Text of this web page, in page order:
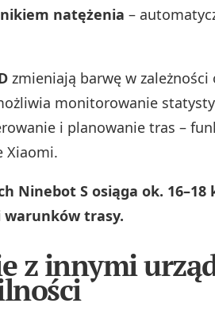
natężenia –
zmieniają barwę w
monitorowanie
i planowanie tras –
Xiaomi.
Ninebot S osiąga ok. 16–18
trasy.
z innymi